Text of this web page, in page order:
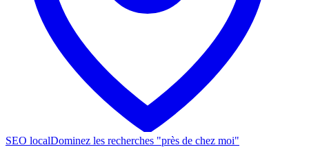
SEO localDominez les recherches "près de chez moi"